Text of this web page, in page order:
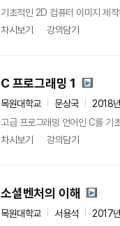
기초적인 2D 컴퓨터 이미지 제
차시보기
강의담기
C 프로그래밍 1
목원대학교 문상국
2018
고급 프로그래밍 언어인 C를 기
차시보기
강의담기
소셜벤처의 이해
목원대학교 서용석
2017